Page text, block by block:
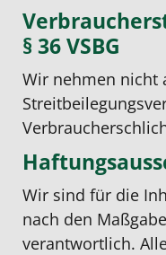
§ 36 VSBG
Wir nehmen nicht
Wir sind für die
nach den
verantwortlich.